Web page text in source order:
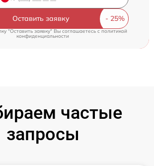
Оставить заявку
"Оставить заявку" Вы соглашаетесь cполитикой
конфиденциальности
частые
запросы